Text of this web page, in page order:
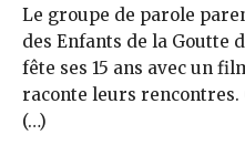
Le groupe de parole
des Enfants de la Goutte
fête ses 15 ans avec un
raconte leurs rencontres.
(…)